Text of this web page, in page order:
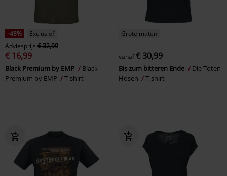
-48%
Exclusief
Adviesprijs € 32,99
€ 16,99
Black Premium by EMP
Black
Premium by EMP
T-shirt
Grote maten
vanaf€ 30,99
Bis zum bitteren Ende
Die Toten
Hosen
T-shirt